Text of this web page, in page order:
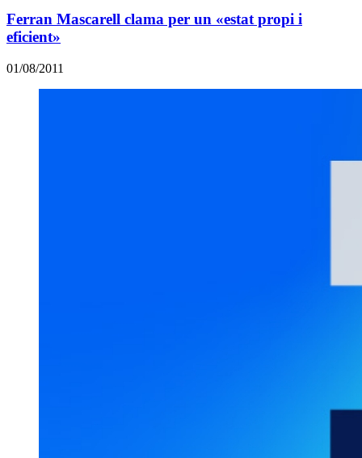
Ferran Mascarell clama per un «estat propi i
eficient»
01/08/2011